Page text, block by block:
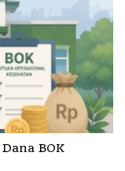
BOK